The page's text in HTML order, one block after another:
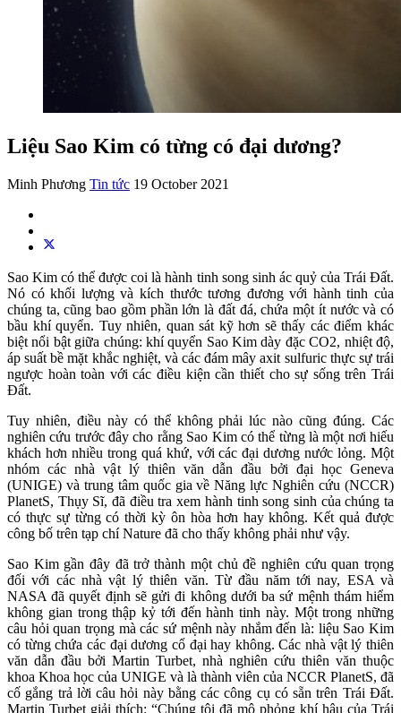
Liệu Sao Kim có từng có đại dương?
Minh Phương Tin tức 19 October 2021
Sao Kim có thể được coi là hành tinh song sinh ác quỷ của Trái Đất.
Nó có khối lượng và kích thước tương đương với hành tinh của
chúng ta, cũng bao gồm phần lớn là đất đá, chứa một ít nước và có
bầu khí quyển. Tuy nhiên, quan sát kỹ hơn sẽ thấy các điểm khác
biệt nổi bật giữa chúng: khí quyển Sao Kim dày đặc CO2, nhiệt độ,
áp suất bề mặt khắc nghiệt, và các đám mây axit sulfuric thực sự trái
ngược hoàn toàn với các điều kiện cần thiết cho sự sống trên Trái
Đất.
Tuy nhiên, điều này có thể không phải lúc nào cũng đúng. Các
nghiên cứu trước đây cho rằng Sao Kim có thể từng là một nơi hiếu
khách hơn nhiều trong quá khứ, với các đại dương nước lỏng. Một
nhóm các nhà vật lý thiên văn dẫn đầu bởi đại học Geneva
(UNIGE) và trung tâm quốc gia về Năng lực Nghiên cứu (NCCR)
PlanetS, Thụy Sĩ, đã điều tra xem hành tinh song sinh của chúng ta
có thực sự từng có thời kỳ ôn hòa hơn hay không. Kết quả được
công bố trên tạp chí Nature đã cho thấy không phải như vậy.
Sao Kim gần đây đã trở thành một chủ đề nghiên cứu quan trọng
đối với các nhà vật lý thiên văn. Từ đầu năm tới nay, ESA và
NASA đã quyết định sẽ gửi đi không dưới ba sứ mệnh thám hiểm
không gian trong thập kỷ tới đến hành tinh này. Một trong những
câu hỏi quan trọng mà các sứ mệnh này nhắm đến là: liệu Sao Kim
có từng chứa các đại dương cổ đại hay không. Các nhà vật lý thiên
văn dẫn đầu bởi Martin Turbet, nhà nghiên cứu thiên văn thuộc
khoa Khoa học của UNIGE và là thành viên của NCCR PlanetS, đã
cố gắng trả lời câu hỏi này bằng các công cụ có sẵn trên Trái Đất.
Martin Turbet giải thích: “Chúng tôi đã mô phỏng khí hậu của Trái